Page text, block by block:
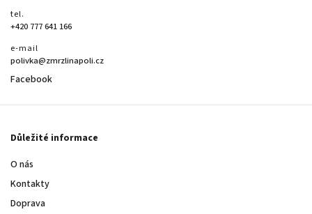
tel.
+420 777 641 166
e-mail
polivka@zmrzlinapoli.cz
Facebook
Důležité informace
O nás
Kontakty
Doprava